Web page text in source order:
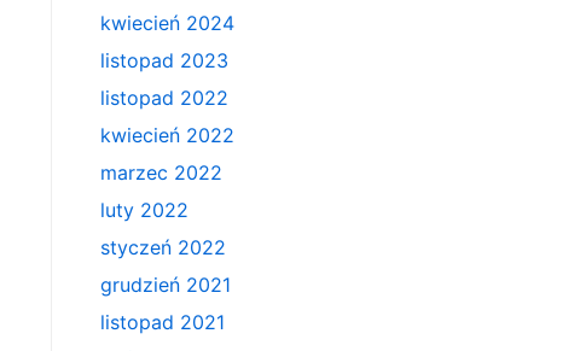
kwiecień 2024
listopad 2023
listopad 2022
kwiecień 2022
marzec 2022
luty 2022
styczeń 2022
grudzień 2021
listopad 2021